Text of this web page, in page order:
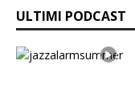
ULTIMI PODCAST